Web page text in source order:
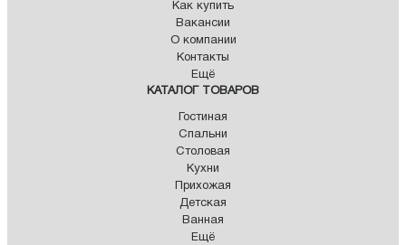
Как купить
Вакансии
О компании
Контакты
Ещё
КАТАЛОГ ТОВАРОВ
Гостиная
Спальни
Столовая
Кухни
Прихожая
Детская
Ванная
Ещё